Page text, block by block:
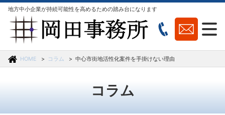
地方中小企業が持続可能性を高めるための踏み台になります
HOME コラム 中心市街地活性化案件を手掛けない理由
コラム